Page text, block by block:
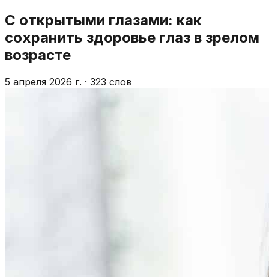
С открытыми глазами: как
сохранить здоровье глаз в зрелом
возрасте
5 апреля 2026 г. · 323 слов